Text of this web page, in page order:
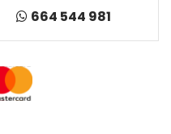
664 544 981